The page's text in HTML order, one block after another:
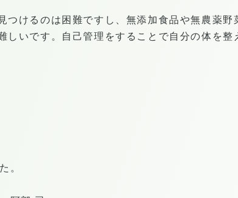
つけるのは困難ですし、無添加食品や無農薬野
しいです。自己管理をすることで自分の体を整
。